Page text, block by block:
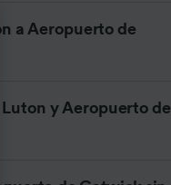
a Aeropuerto de
y Aeropuerto de